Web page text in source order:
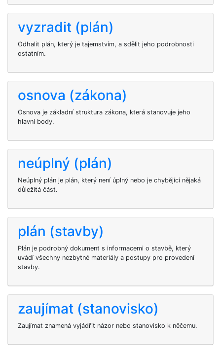
vyzradit (plán)
Odhalit plán, který je tajemstvím, a sdělit jeho podrobnosti
ostatním.
osnova (zákona)
Osnova je základní struktura zákona, která stanovuje jeho
hlavní body.
neúplný (plán)
Neúplný plán je plán, který není úplný nebo je chybějící nějaká
důležitá část.
plán (stavby)
Plán je podrobný dokument s informacemi o stavbě, který
uvádí všechny nezbytné materiály a postupy pro provedení
stavby.
zaujímat (stanovisko)
Zaujímat znamená vyjádřit názor nebo stanovisko k něčemu.